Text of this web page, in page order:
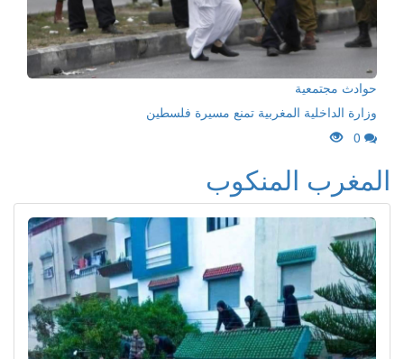
حوادث مجتمعية
وزارة الداخلية المغربية تمنع مسيرة فلسطين
0
المغرب المنكوب